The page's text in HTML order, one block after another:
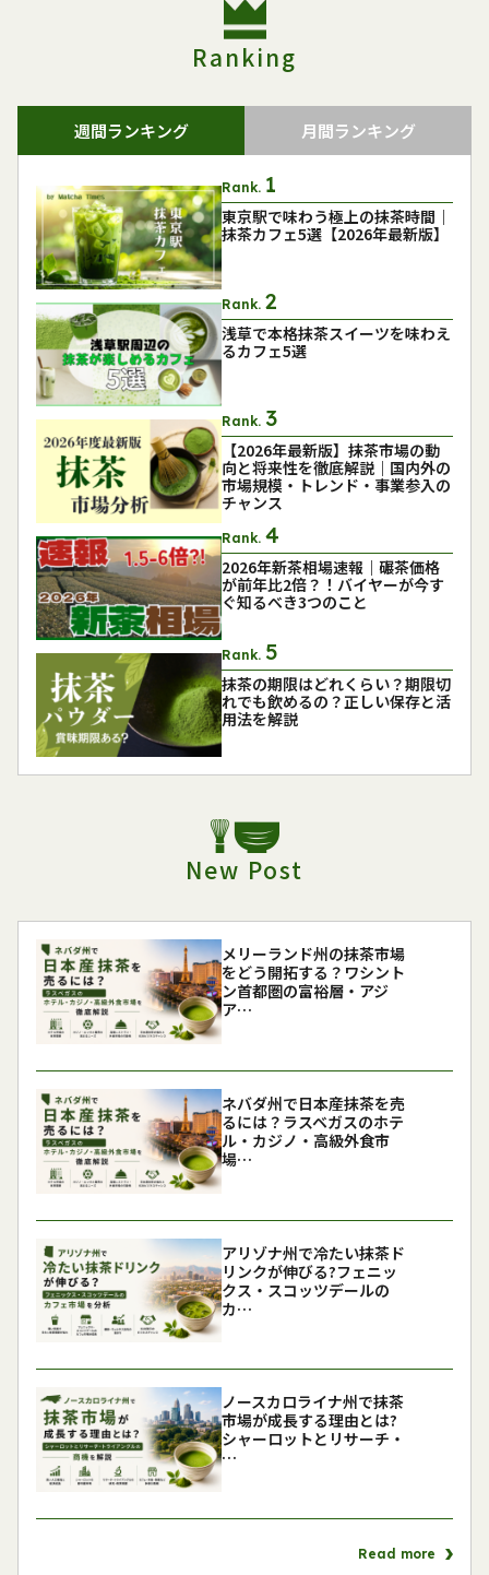
Ranking
週間ランキング 月間ランキング
Rank.
東京駅で味わう極上の抹茶時間｜
抹茶カフェ5選【2026年最新版】
Rank.
浅草で本格抹茶スイーツを味わえ
るカフェ5選
Rank.
【2026年最新版】抹茶市場の動
向と将来性を徹底解説｜国内外の
市場規模・トレンド・事業参入の
チャンス
Rank.
2026年新茶相場速報｜碾茶価格
が前年比2倍？！バイヤーが今す
ぐ知るべき3つのこと
Rank.
抹茶の期限はどれくらい？期限切
れでも飲めるの？正しい保存と活
用法を解説
New Post
メリーランド州の抹茶市場
をどう開拓する？ワシント
ン首都圏の富裕層・アジ
ア…
ネバダ州で日本産抹茶を売
るには？ラスベガスのホテ
ル・カジノ・高級外食市
場…
アリゾナ州で冷たい抹茶ド
リンクが伸びる?フェニッ
クス・スコッツデールの
カ…
ノースカロライナ州で抹茶
市場が成長する理由とは?
シャーロットとリサーチ・
…
Read more